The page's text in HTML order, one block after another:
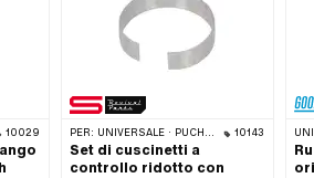
10029 PER: UNIVERSALE · PUCH · SACHS · PONY / CILO (BETA 521 E 512) · PIAGGIO · ZÜNDAPP BELMONDO · TOMOS 10143
Set di cuscinetti a
controllo ridotto con